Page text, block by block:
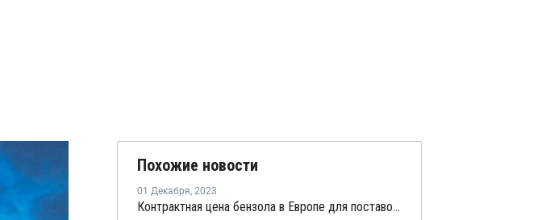
Похожие новости
01 Декабря, 2023
Контрактная цена бензола в Европе для поставок в декабре снизилась на EUR133 за тонну